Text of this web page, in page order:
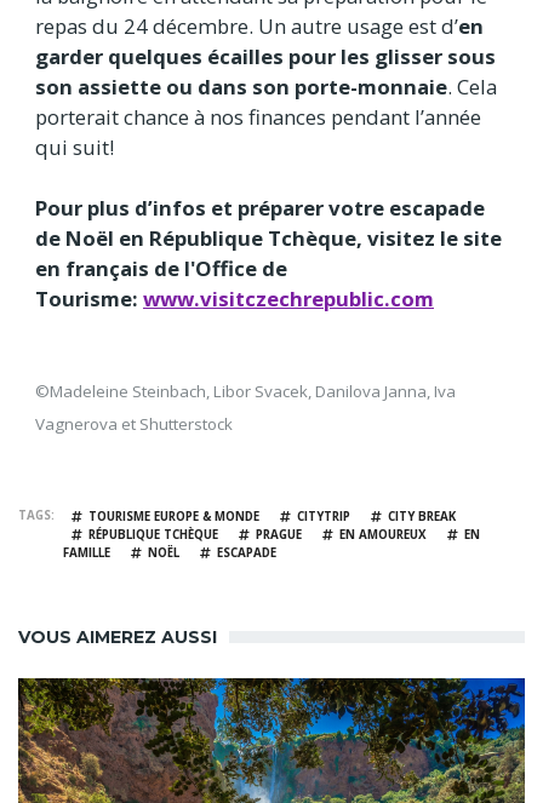
repas du 24 décembre. Un autre usage est d’en
garder quelques écailles pour les glisser sous
son assiette ou dans son porte-monnaie. Cela
porterait chance à nos finances pendant l’année
qui suit!
Pour plus d’infos et préparer votre escapade
de Noël en République Tchèque, visitez le site
en français de l'Office de
Tourisme: www.visitczechrepublic.com
©Madeleine Steinbach, Libor Svacek, Danilova Janna, Iva
Vagnerova et Shutterstock
TAGS TOURISME EUROPE & MONDE CITYTRIP
CITY BREAK
RÉPUBLIQUE TCHÈQUE
PRAGUE EN AMOUREUX
EN
FAMILLE
NOËL ESCAPADE
VOUS AIMEREZ AUSSI